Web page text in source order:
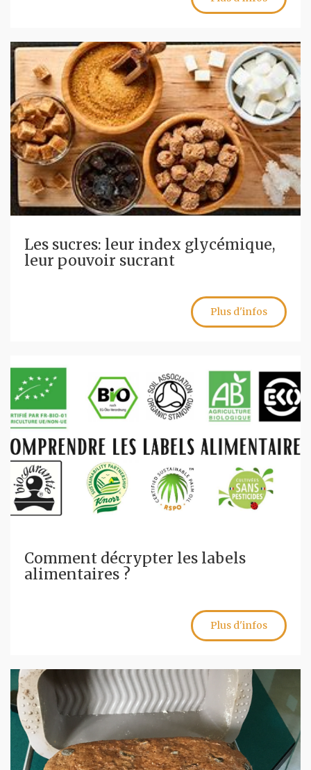
Les sucres: leur index glycémique,
leur pouvoir sucrant
Plus d'infos
Comment décrypter les labels
alimentaires ?
Plus d'infos